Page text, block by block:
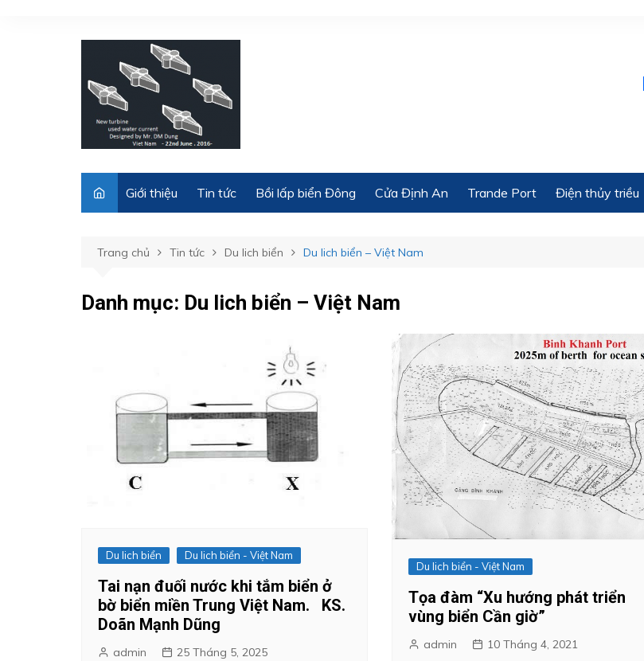
Kinh
Giới thiệu Tin tức Bồi lấp biển Đông Cửa Định An Trande Port Điện thủy triều
Trang chủ Tin tức Du lich biển Du lich biển – Việt Nam
Danh mục: Du lich biển – Việt Nam
Du lich biển Du lich biển - Việt Nam
Tai nạn đuối nước khi tắm biển ở
bờ biển miền Trung Việt Nam. KS.
Doãn Mạnh Dũng
admin 25 Tháng 5, 2025
Du lich biển - Việt Nam
Tọa đàm “Xu hướng phát triển
vùng biển Cần giờ”
admin 10 Tháng 4, 2021